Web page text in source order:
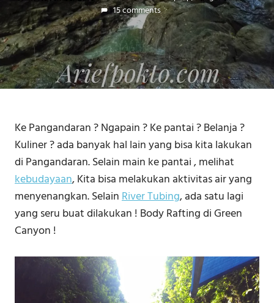
15 comments
Ke Pangandaran ? Ngapain ? Ke pantai ? Belanja ?
Kuliner ? ada banyak hal lain yang bisa kita lakukan
di Pangandaran. Selain main ke pantai , melihat
kebudayaan, Kita bisa melakukan aktivitas air yang
menyenangkan. SelainRiver Tubing, ada satu lagi
yang seru buat dilakukan ! Body Rafting di Green
Canyon !